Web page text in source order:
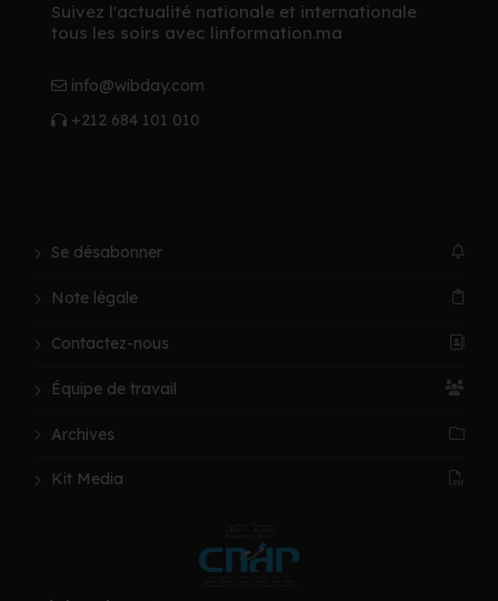
Suivez l'actualité nationale et internationale
tous les soirs avec linformation.ma
info@wibday.com
+212 684 101 010
Se désabonner
Note légale
Contactez-nous
Équipe de travail
Archives
Kit Media